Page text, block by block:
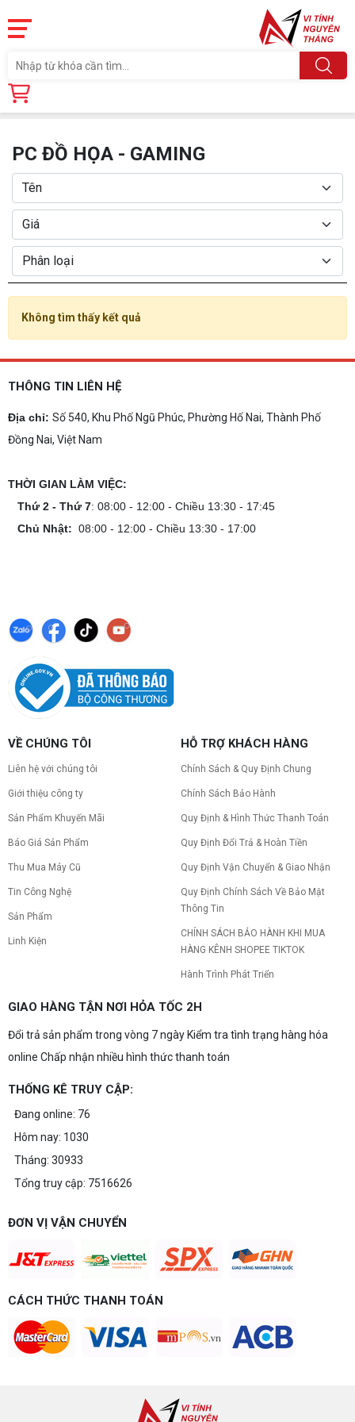
Trang chủ
PC ĐỒ HỌA - GAMING
Không tìm thấy kết quả
THÔNG TIN LIÊN HỆ
Địa chỉ: Số 540, Khu Phố Ngũ Phúc, Phường Hố Nai, Thành Phố
Đồng Nai, Việt Nam
THỜI GIAN LÀM VIỆC:
Thứ 2 - Thứ 7: 08:00 - 12:00 - Chiều 13:30 - 17:45
Chủ Nhật: 08:00 - 12:00 - Chiều 13:30 - 17:00
VỀ CHÚNG TÔI
Liên hệ với chúng tôi
Giới thiệu công ty
Sản Phẩm Khuyến Mãi
Báo Giá Sản Phẩm
Thu Mua Máy Cũ
Tin Công Nghệ
Sản Phẩm
Linh Kiện
HỖ TRỢ KHÁCH HÀNG
Chính Sách & Quy Định Chung
Chính Sách Bảo Hành
Quy Định & Hình Thức Thanh Toán
Quy Định Đổi Trả & Hoàn Tiền
Quy Định Vận Chuyển & Giao Nhận
Quy Định Chính Sách Về Bảo Mật
Thông Tin
CHÍNH SÁCH BẢO HÀNH KHI MUA
HÀNG KÊNH SHOPEE TIKTOK
Hành Trình Phát Triển
GIAO HÀNG TẬN NƠI HỎA TỐC 2H
Đổi trả sản phẩm trong vòng 7 ngày Kiểm tra tình trạng hàng hóa
online Chấp nhận nhiều hình thức thanh toán
THỐNG KÊ TRUY CẬP:
Đang online: 76
Hôm nay: 1030
Tháng: 30933
Tổng truy cập: 7516626
ĐƠN VỊ VẬN CHUYỂN
CÁCH THỨC THANH TOÁN